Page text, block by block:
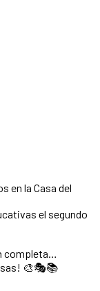
en la Casa del
el segundo
completa…
🎨🎭📚